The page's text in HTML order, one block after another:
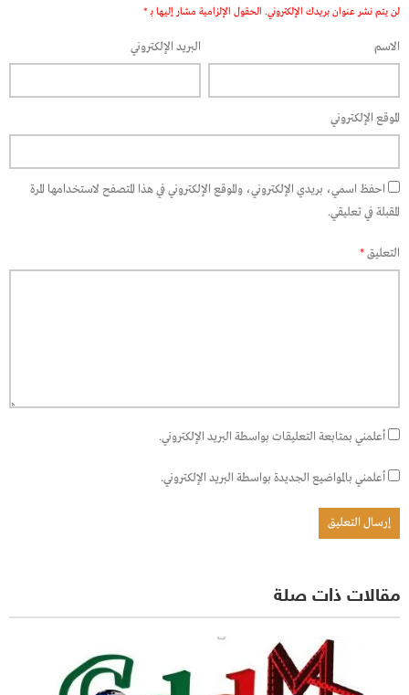
لن يتم نشر عنوان بريدك الإلكتروني. الحقول الإلزامية مشار إليها بـ *
الاسم البريد الإلكتروني
الموقع الإلكتروني
احفظ اسمي، بريدي الإلكتروني، والموقع الإلكتروني في هذا المتصفح لاستخدامها المرة
المقبلة في تعليقي.
التعليق*
أعلمني بمتابعة التعليقات بواسطة البريد الإلكتروني.
أعلمني بالمواضيع الجديدة بواسطة البريد الإلكتروني.
مقالات ذات صلة